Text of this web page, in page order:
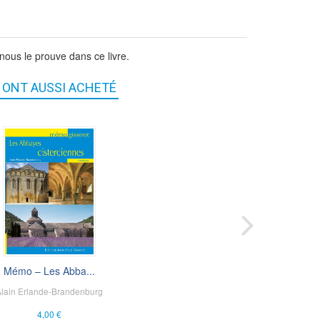
le prouve dans ce livre.
Verdun
Pascal Soudagne
5,00 €
ONT AUSSI ACHETÉ
Mémo – Les Abba...
Erlande-Brandenburg
4,00 €